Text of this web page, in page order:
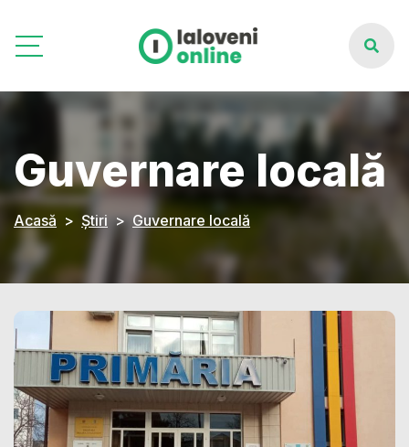
Guvernare locală
Acasă Știri Guvernare locală